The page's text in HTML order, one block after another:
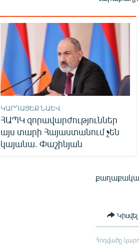
ԿԱՐԴԱՑԵՔ ՆԱԵՎ
ՀԱՊԿ զորավարժություններ
այս տարի Հայաստանում չեն
կայանա. Փաշինյան
Կիսվել
Հոդվածը